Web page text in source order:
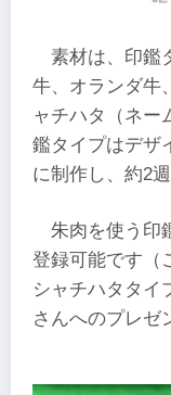
素材は、印鑑
牛、オランダ牛
ャチハタ（ネー
鑑タイプはデザ
に制作し、約2
朱肉を使う印
登録可能です（
シャチハタタイ
さんへのプレゼ